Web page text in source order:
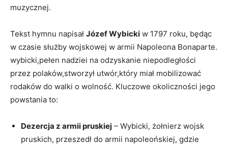
muzycznej.
Tekst hymnu napisał Józef Wybicki w 1797 roku, będąc
⁢w czasie służby‍ wojskowej w armii Napoleona Bonaparte.
wybicki,pełen nadziei na ‍odzyskanie niepodległości
przez polaków,stworzył utwór,który‌ miał mobilizować
rodaków do walki o ‍wolność. ‍Kluczowe okoliczności jego
‍powstania to:
Dezercja z armii pruskiej – Wybicki, żołnierz wojsk
pruskich, przeszedł ​do armii⁣ napoleońskiej, gdzie